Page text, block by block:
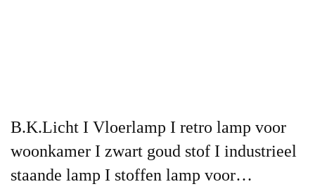
B.K.Licht I Vloerlamp I retro lamp voor
woonkamer I zwart goud stof I industrieel
staande lamp I stoffen lamp voor…